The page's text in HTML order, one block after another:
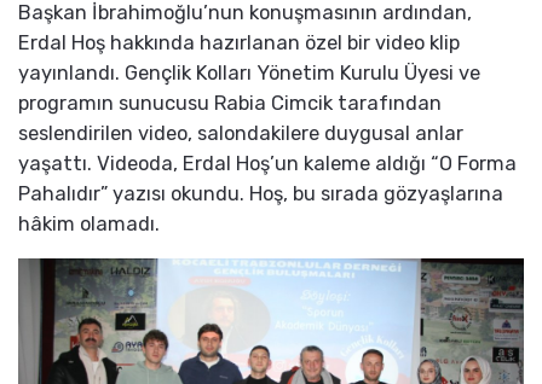
Başkan İbrahimoğlu’nun konuşmasının ardından,
Erdal Hoş hakkında hazırlanan özel bir video klip
yayınlandı. Gençlik Kolları Yönetim Kurulu Üyesi ve
programın sunucusu Rabia Cimcik tarafından
seslendirilen video, salondakilere duygusal anlar
yaşattı. Videoda, Erdal Hoş’un kaleme aldığı “O Forma
Pahalıdır” yazısı okundu. Hoş, bu sırada gözyaşlarına
hâkim olamadı.